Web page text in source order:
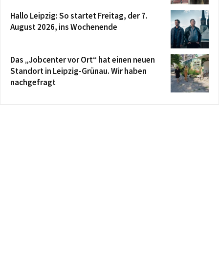
Hallo Leipzig: So startet Freitag, der 7.
August 2026, ins Wochenende
Das „Jobcenter vor Ort“ hat einen neuen
Standort in Leipzig-Grünau. Wir haben
nachgefragt